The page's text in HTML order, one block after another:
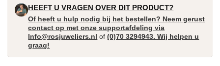
HEEFT U VRAGEN OVER DIT PRODUCT?
Of heeft u hulp nodig bij het bestellen? Neem gerust
contact op met onze supportafdeling via
Info@rosjuweliers.nl of(0)70 3294943. Wij helpen u
graag!